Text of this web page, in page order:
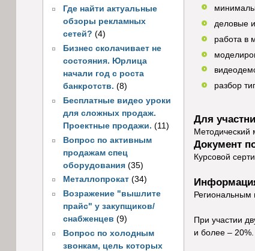
Где найти актуальные
обзоры рекламных
сетей? (4)
Бизнес сколачивает не
состояния. Юрлица
начали год с роста
банкротств. (8)
Бесплатные видео уроки
для сложных продаж.
Проектные продажи. (11)
Вопрос по активным
продажам спец
оборудования (35)
Металлопрокат (34)
Возражение "вышлите
прайс" у закупщиков/
снабженцев (9)
Вопрос по холодным
звонкам, цель которых
деловые
работа в
разбор
Для
Методический
Документ
Курсовой
Региональным
При участии
и более – 20%.